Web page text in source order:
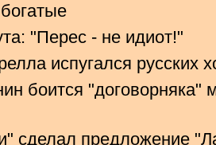
"Перес - не идиот!"
испугался русских
боится
сделал предложение